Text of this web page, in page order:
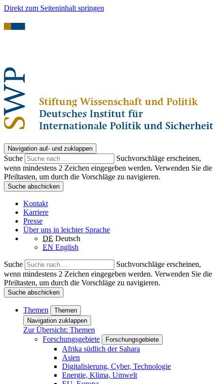
Direkt zum Seiteninhalt springen
Navigation auf- und zuklappen
Suche
Suchvorschläge erscheinen,
wenn mindestens 2 Zeichen eingegeben werden. Verwenden Sie die
Pfeiltasten, um durch die Vorschläge zu navigieren.
Suche abschicken
Kontakt
Karriere
Presse
Über uns in leichter Sprache
DE Deutsch
EN English
Suche
Suchvorschläge erscheinen,
wenn mindestens 2 Zeichen eingegeben werden. Verwenden Sie die
Pfeiltasten, um durch die Vorschläge zu navigieren.
Suche abschicken
Themen
Themen
Navigation zuklappen
Zur Übersicht: Themen
Forschungsgebiete
Forschungsgebiete
Afrika südlich der Sahara
Asien
Digitalisierung, Cyber, Technologie
Energie, Klima, Umwelt